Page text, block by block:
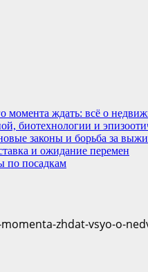
момента ждать: всё о
биотехнологии и
законы и борьба за
и ожидание перемен
по посадкам